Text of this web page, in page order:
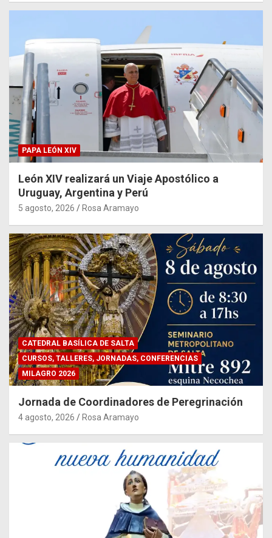
PAPA LEÓN XIV
León XIV realizará un Viaje Apostólico a
Uruguay, Argentina y Perú
5 agosto, 2026 Rosa Aramayo
CATEDRAL BASÍLICA DE SALTA
CURSOS, TALLERES, JORNADAS, CONFERENCIAS
MILAGRO 2026
Jornada de Coordinadores de Peregrinación
4 agosto, 2026 Rosa Aramayo